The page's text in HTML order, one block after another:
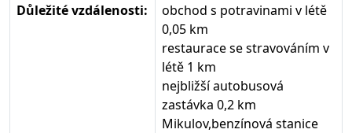
Důležité vzdálenosti:
obchod s potravinami v létě
0,05 km
restaurace se stravováním v
létě 1 km
nejbližší autobusová
zastávka 0,2 km
Mikulov,benzínová stanice